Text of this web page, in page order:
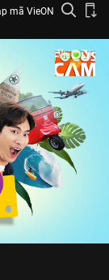
mã VieON